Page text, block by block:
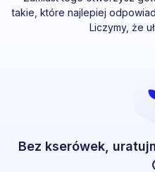
takie, które najlepiej
Liczymy, że
Bez kserówek,